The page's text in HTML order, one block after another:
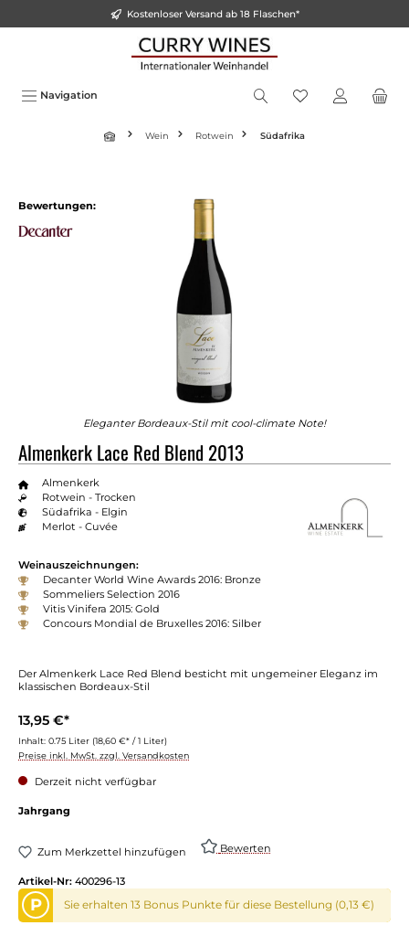
Kostenloser Versand ab 18 Flaschen*
Navigation
Wein Rotwein Südafrika
Bildergalerie überspringen
Bewertungen:
Eleganter Bordeaux-Stil mit cool-climate Note!
Almenkerk Lace Red Blend 2013
Almenkerk
Rotwein - Trocken
Südafrika - Elgin
Merlot - Cuvée
Weinauszeichnungen:
Decanter World Wine Awards 2016: Bronze
Sommeliers Selection 2016
Vitis Vinifera 2015: Gold
Concours Mondial de Bruxelles 2016: Silber
Der Almenkerk Lace Red Blend besticht mit ungemeiner Eleganz im
klassischen Bordeaux-Stil
13,95 €*
Inhalt: 0.75 Liter (18,60 €* / 1 Liter)
Preise inkl. MwSt. zzgl. Versandkosten
Derzeit nicht verfügbar
Jahrgang
Zum Merkzettel hinzufügen Bewerten
Artikel-Nr: 400296-13
P Sie erhalten 13 Bonus Punkte für diese Bestellung (0,13 €)